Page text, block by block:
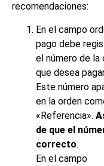
recomendaciones:
En el campo
pago debe
el número de la
que desea
Este número
en la orden
«Referencia».
de que el
correcto.
En el campo